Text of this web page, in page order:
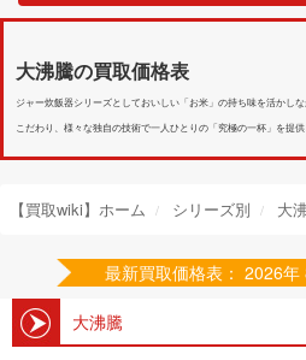
大沸騰の買取価格表
ジャー炊飯器シリーズとしておいしい「お米」の持ち味を活かし
こだわり、様々な独自の技術で一人ひとりの「究極の一杯」を提供
【買取wiki】ホーム シリーズ別 大
最新買取価格表： 2026
大沸騰